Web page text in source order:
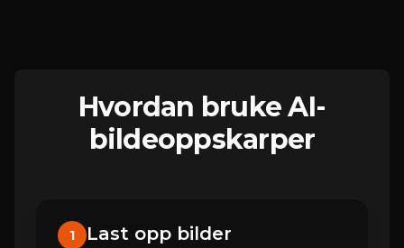
Hvordan bruke AI-
bildeoppskarper
1 Last opp bilder